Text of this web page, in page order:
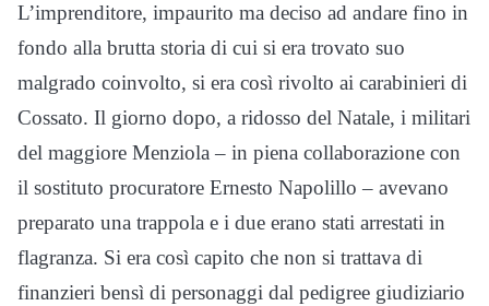
L’imprenditore, impaurito ma deciso ad andare fino in
fondo alla brutta storia di cui si era trovato suo
malgrado coinvolto, si era così rivolto ai carabinieri di
Cossato. Il giorno dopo, a ridosso del Natale, i militari
del maggiore Menziola – in piena collaborazione con
il sostituto procuratore Ernesto Napolillo – avevano
preparato una trappola e i due erano stati arrestati in
flagranza. Si era così capito che non si trattava di
finanzieri bensì di personaggi dal pedigree giudiziario